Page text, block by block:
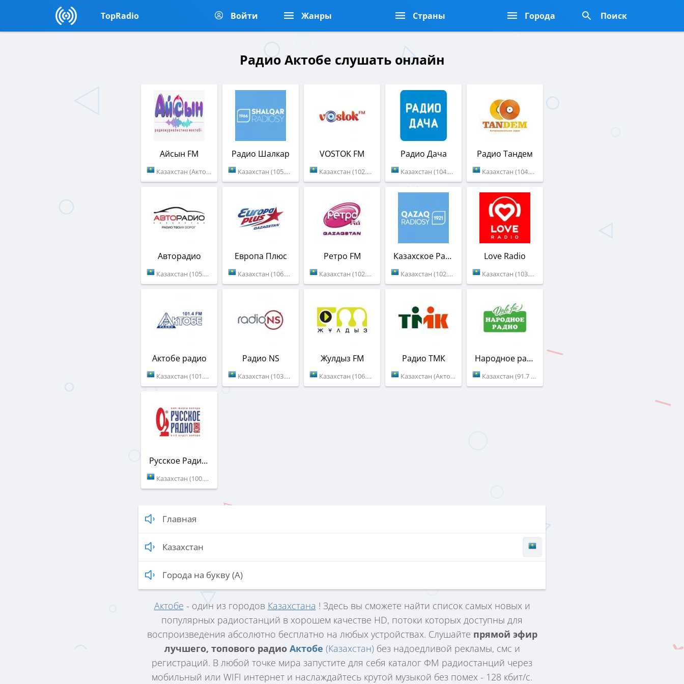
TopRadio Войти Жанры Страны Города Поиск
Радио Актобе слушать онлайн
Айсын FM
Казахстан (Актобе)
Радио Шалкар
Казахстан (105.7 FM)
VOSTOK FM
Казахстан (102.7 FM)
Радио Дача
Казахстан (104.3 FM)
Радио Тандем
Казахстан (104.7 FM)
Авторадио
Казахстан (105.2 FM)
Европа Плюс
Казахстан (106.8 FM)
Ретро FM
Казахстан (102.7 FM)
Казахское Радио
Казахстан (102.2 FM)
Love Radio
Казахстан (103.1 FM)
Актобе радио
Казахстан (101.4 FM)
Радио NS
Казахстан (103.8 FM)
Жулдыз FM
Казахстан (106.3 FM)
Радио ТМК
Казахстан (Актобе)
Народное радио
Казахстан (91.7 FM)
Русское Радио Азия
Казахстан (100.6 FM)
Главная
Казахстан
Города на букву (А)
Актобе - один из городов Казахстана ! Здесь вы сможете найти список самых новых и
популярных радиостанций в хорошем качестве HD, потоки которых доступны для
воспроизведения абсолютно бесплатно на любых устройствах. Слушайте прямой эфир
лучшего, топового радио Актобе (Казахстан)без надоедливой рекламы, смс и
регистраций. В любой точке мира запустите для себя каталог ФМ радиостанций через
мобильный или WIFI интернет и наслаждайтесь крутой музыкой без помех - 128 кбит/с.